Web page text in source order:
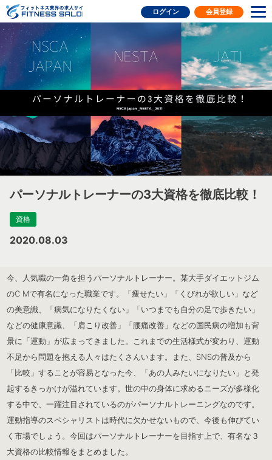
フィットネス業界の求人
ログイン 会員登録
パーソナルトレーナーの3大資格を徹底比較！
資格
2020.08.03
今、人気職の一角を担うパーソナルトレーナー。某大手ダイエットジム
のC Mで有名になった職業です。「痩せたい」「くびれが欲しい」など
の美意識、「病気になりたくない」「いつまでも自分の足で歩きたい」
などの健康意識、「肩こり改善」「腰痛改善」などの国民病の増加も背
景に「運動」が広まってきました。これまでの生活様式が変わり、運動
不足から問題を抱える人々はたくさんいます。また、SNSの普及から
「比較」することが容易となった今、「あの人みたいになりたい」と発
起するきっかけが溢れています。世の中の身体に求めるニーズが多様化
する中で、一躍注目されているのがパーソナルトレーニングなのです。
運動指導のスペシャリストは時代に欠かせないもので、今後も伸びてい
く市場でしょう。今回はパーソナルトレーナーを目指す上で、有名な３
大資格の比較情報をまとめました。